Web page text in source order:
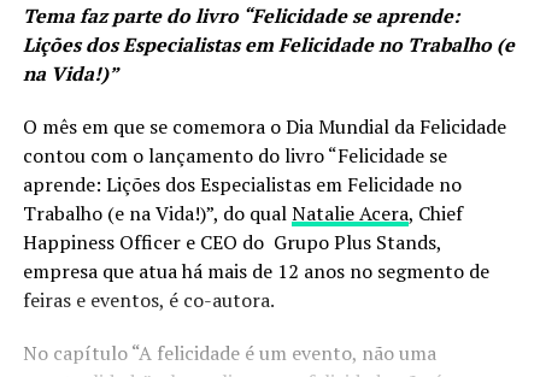
Tema faz parte do livro “Felicidade se aprende:
Lições dos Especialistas em Felicidade no Trabalho (e
na Vida!)”
O mês em que se comemora o Dia Mundial da Felicidade
contou com o lançamento do livro “Felicidade se
aprende: Lições dos Especialistas em Felicidade no
Trabalho (e na Vida!)”, do qualNatalie Acera, Chief
Happiness Officer e CEO do Grupo Plus Stands,
empresa que atua há mais de 12 anos no segmento de
feiras e eventos, é co-autora.
No capítulo “A felicidade é um evento, não uma